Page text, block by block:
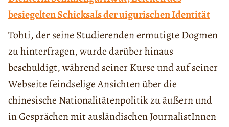
besiegelten Schicksals der uigurischen Identität
Tohti, der seine Studierenden ermutigte Dogmen
zu hinterfragen, wurde darüber hinaus
beschuldigt, während seiner Kurse und auf seiner
Webseite feindselige Ansichten über die
chinesische Nationalitätenpolitik zu äußern und
in Gesprächen mit ausländischen JournalistInnen